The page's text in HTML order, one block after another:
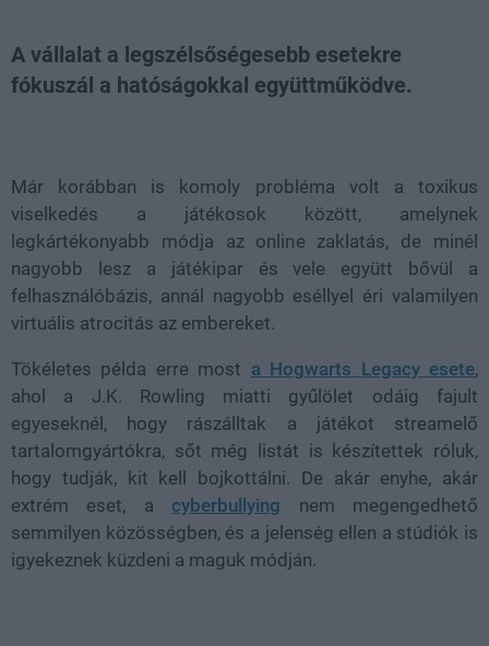
A vállalat a legszélsőségesebb esetekre
fókuszál a hatóságokkal együttműködve.
Már korábban is komoly probléma volt a toxikus
viselkedés a játékosok között, amelynek
legkártékonyabb módja az online zaklatás, de minél
nagyobb lesz a játékipar és vele együtt bővül a
felhasználóbázis, annál nagyobb eséllyel éri valamilyen
virtuális atrocitás az embereket.
Tökéletes példa erre most a Hogwarts Legacy esete,
ahol a J.K. Rowling miatti gyűlölet odáig fajult
egyeseknél, hogy rászálltak a játékot streamelő
tartalomgyártókra, sőt még listát is készítettek róluk,
hogy tudják, kit kell bojkottálni. De akár enyhe, akár
extrém eset, a cyberbullying nem megengedhető
semmilyen közösségben, és a jelenség ellen a stúdiók is
igyekeznek küzdeni a maguk módján.